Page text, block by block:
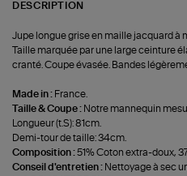
DESCRIPTION
Jupe longue grise en maille jacquard à
Taille marquée par une large ceinture
cranté. Coupe évasée. Bandes
Made in : France.
Taille & Coupe : Notre mannequin
Longueur (t.S): 81cm.
Demi-tour de taille: 34cm.
Composition :51% Coton extra-doux,
Conseil d'entretien : Nettoyage à sec